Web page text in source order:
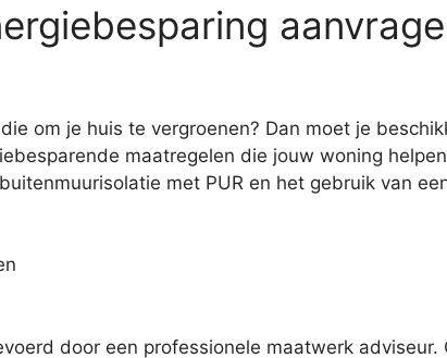
om je huis te vergroenen? Dan moet je
maatregelen die jouw woning
met PUR en het gebruik van
door een professionele maatwerk